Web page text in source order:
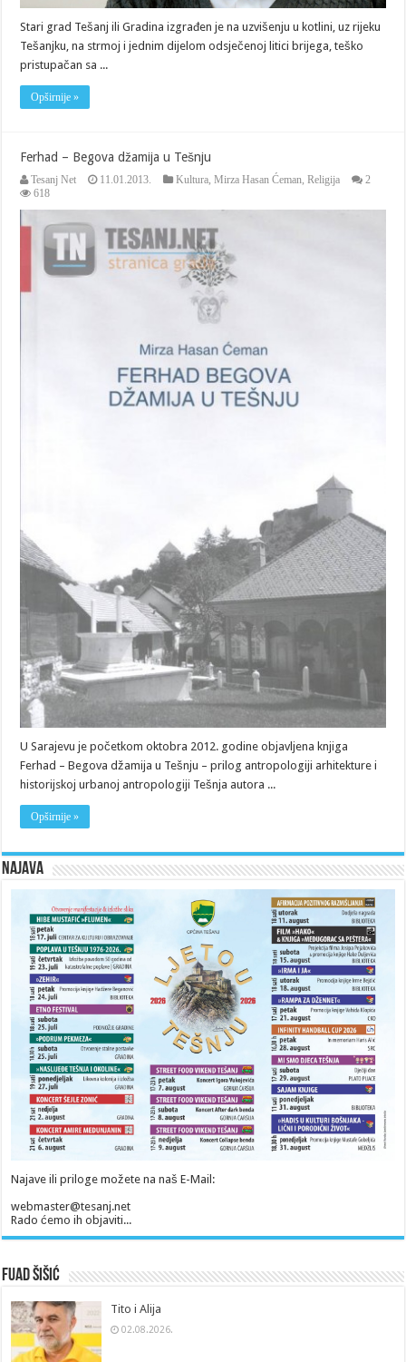
Stari grad Tešanj ili Gradina izgrađen je na uzvišenju u kotlini, uz rijeku
Tešanjku, na strmoj i jednim dijelom odsječenoj litici brijega, teško
pristupačan sa ...
Opširnije »
Ferhad – Begova džamija u Tešnju
Tesanj Net 11.01.2013. Kultura,Mirza Hasan Ćeman,Religija
2
618
U Sarajevu je početkom oktobra 2012. godine objavljena knjiga
Ferhad – Begova džamija u Tešnju – prilog antropologiji arhitekture i
historijskoj urbanoj antropologiji Tešnja autora ...
Opširnije »
Najava
Najave ili priloge možete na naš E-Mail:
webmaster@tesanj.net
Rado ćemo ih objaviti...
Fuad Šišić
Tito i Alija
02.08.2026.